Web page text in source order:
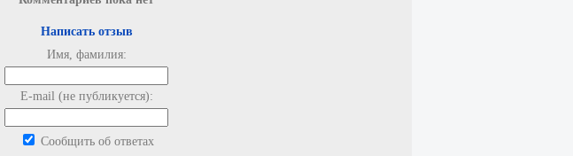
Написать отзыв
Имя, фамилия:
E-mail (не публикуется):
Сообщить об ответах